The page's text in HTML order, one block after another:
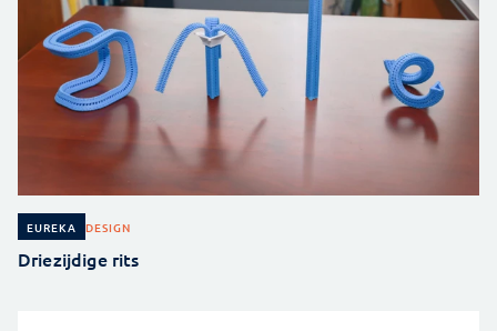
EUREKA DESIGN
Driezijdige rits